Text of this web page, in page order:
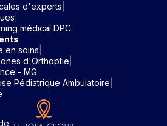
d'experts
médical DPC
en soins
d'Orthoptie
- MG
Pédiatrique Ambulatoire